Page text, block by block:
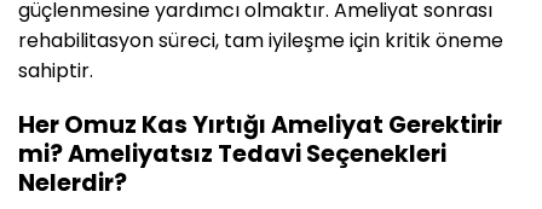
güçlenmesine yardımcı olmaktır. Ameliyat sonrası
rehabilitasyon süreci, tam iyileşme için kritik öneme
sahiptir.
Her Omuz Kas Yırtığı Ameliyat Gerektirir
mi? Ameliyatsız Tedavi Seçenekleri
Nelerdir?